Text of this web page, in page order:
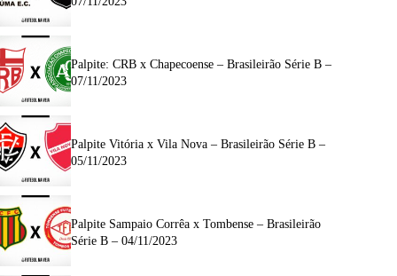
Palpite: CRB x Chapecoense – Brasileirão Série B –
07/11/2023
Palpite Vitória x Vila Nova – Brasileirão Série B –
05/11/2023
Palpite Sampaio Corrêa x Tombense – Brasileirão
Série B – 04/11/2023